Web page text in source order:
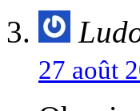
27 août